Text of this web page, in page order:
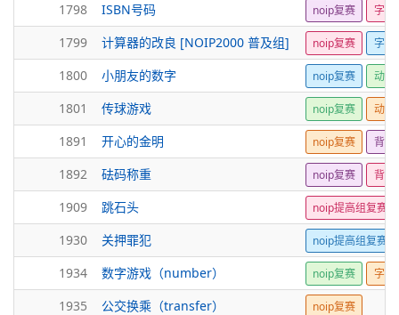
1798 ISBN号码 noip复赛 字符
1799 计算器的改良 [NOIP2000 普及组] noip复赛 字符
1800 小朋友的数字 noip复赛 动态
1801 传球游戏 noip复赛 动态
1891 开心的金明 noip复赛 背包
1892 砝码称重 noip复赛 背包
1909 跳石头 noip提高组复赛
1930 关押罪犯 noip提高组复赛
1934 数字游戏（number） noip复赛 字符
1935 公交换乘（transfer） noip复赛